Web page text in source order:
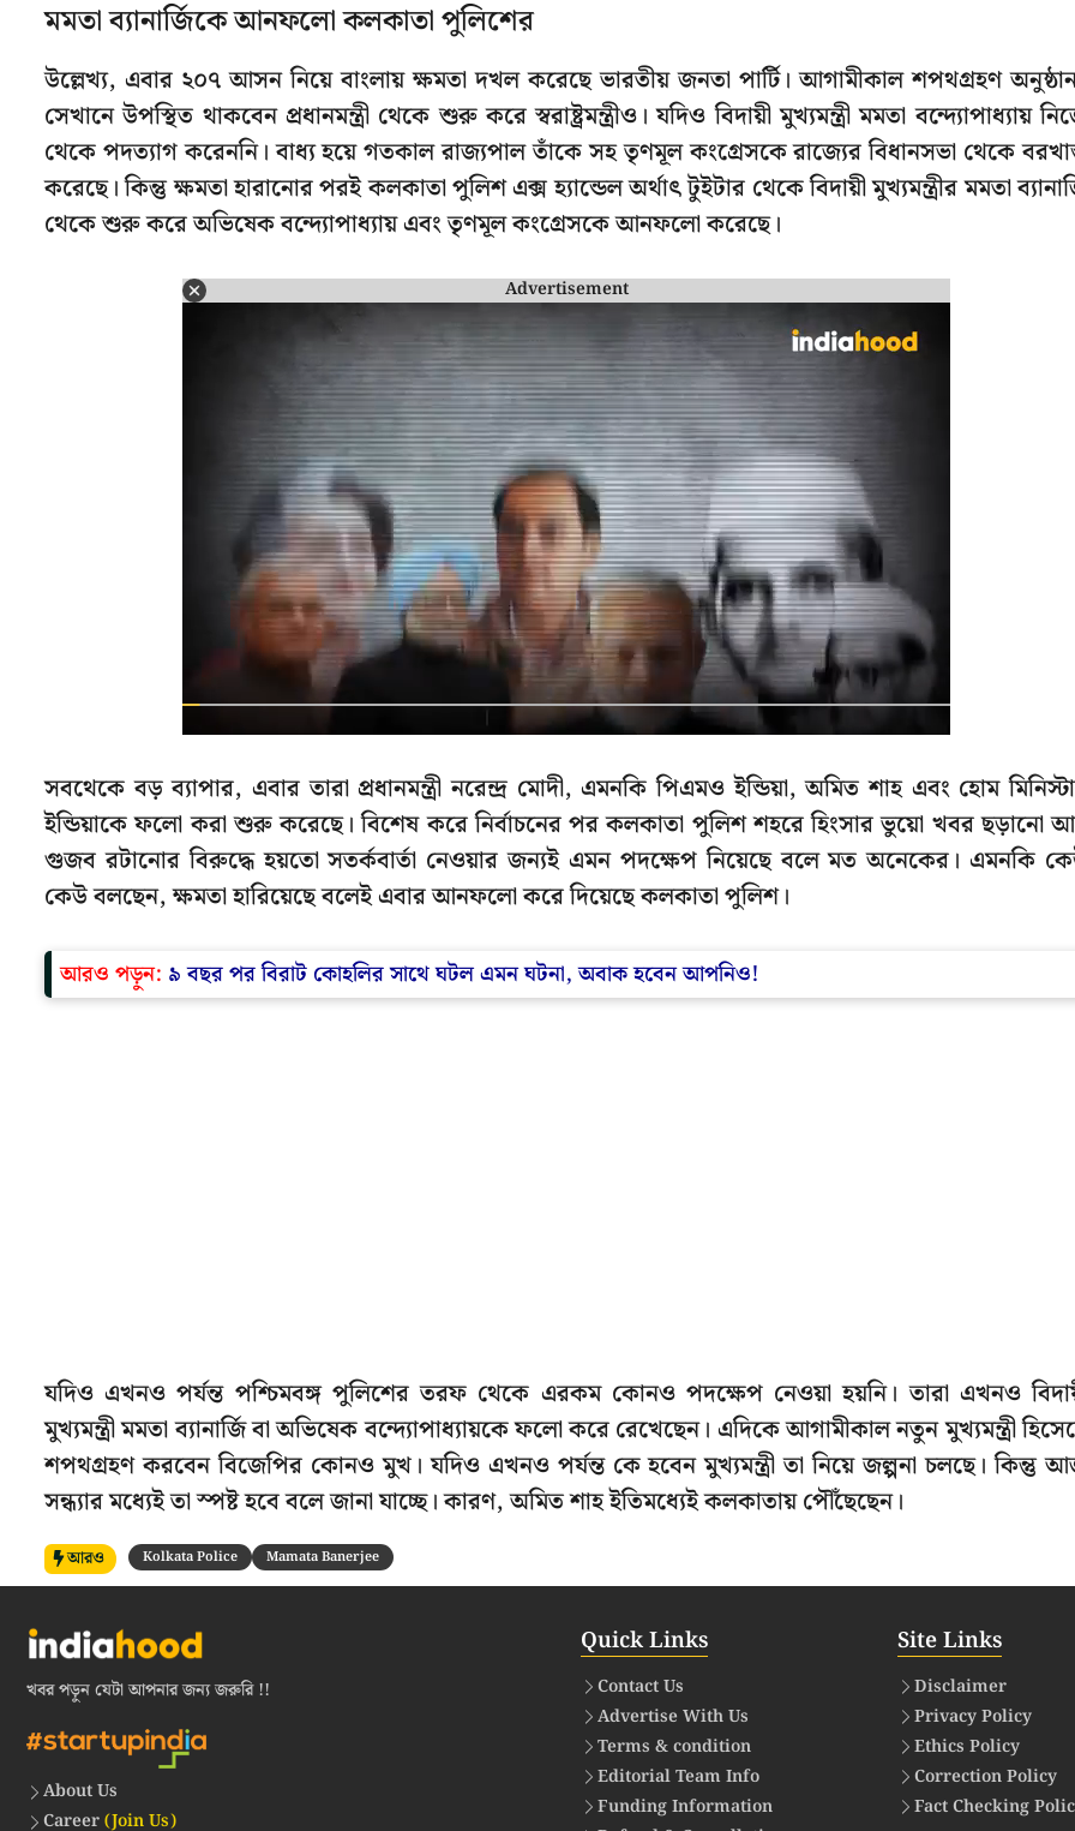
মমতা ব্যানার্জিকে আনফলো কলকাতা পুলিশের
উল্লেখ্য, এবার ২০৭ আসন নিয়ে বাংলায় ক্ষমতা দখল করেছে ভারতীয় জনতা পার্টি। আগামীকাল শপথগ্রহণ
সেখানে উপস্থিত থাকবেন প্রধানমন্ত্রী থেকে শুরু করে স্বরাষ্ট্রমন্ত্রীও। যদিও বিদায়ী মুখ্যমন্ত্রী মমতা বন্দ্যোপাধ্যায়
থেকে পদত্যাগ করেননি। বাধ্য হয়ে গতকাল রাজ্যপাল তাঁকে সহ তৃণমূল কংগ্রেসকে রাজ্যের বিধানসভা থেকে
করেছে। কিন্তু ক্ষমতা হারানোর পরই কলকাতা পুলিশ এক্স হ্যান্ডেল অর্থাৎ টুইটার থেকে বিদায়ী মুখ্যমন্ত্রীর মমতা
থেকে শুরু করে অভিষেক বন্দ্যোপাধ্যায় এবং তৃণমূল কংগ্রেসকে আনফলো করেছে।
Advertisement
সবথেকে বড় ব্যাপার, এবার তারা প্রধানমন্ত্রী নরেন্দ্র মোদী, এমনকি পিএমও ইন্ডিয়া, অমিত শাহ এবং হোম
ইন্ডিয়াকে ফলো করা শুরু করেছে। বিশেষ করে নির্বাচনের পর কলকাতা পুলিশ শহরে হিংসার ভুয়ো খবর ছড়ানো
গুজব রটানোর বিরুদ্ধে হয়তো সতর্কবার্তা নেওয়ার জন্যই এমন পদক্ষেপ নিয়েছে বলে মত অনেকের। এমনকি
কেউ বলছেন, ক্ষমতা হারিয়েছে বলেই এবার আনফলো করে দিয়েছে কলকাতা পুলিশ।
আরও পড়ুন: ৯ বছর পর বিরাট কোহলির সাথে ঘটল এমন ঘটনা, অবাক হবেন আপনিও!
যদিও এখনও পর্যন্ত পশ্চিমবঙ্গ পুলিশের তরফ থেকে এরকম কোনও পদক্ষেপ নেওয়া হয়নি। তারা এখনও
মুখ্যমন্ত্রী মমতা ব্যানার্জি বা অভিষেক বন্দ্যোপাধ্যায়কে ফলো করে রেখেছেন। এদিকে আগামীকাল নতুন মুখ্যমন্ত্রী
শপথগ্রহণ করবেন বিজেপির কোনও মুখ। যদিও এখনও পর্যন্ত কে হবেন মুখ্যমন্ত্রী তা নিয়ে জল্পনা চলছে। কিন্তু
সন্ধ্যার মধ্যেই তা স্পষ্ট হবে বলে জানা যাচ্ছে। কারণ, অমিত শাহ ইতিমধ্যেই কলকাতায় পৌঁছেছেন।
আরও Kolkata Police Mamata Banerjee
খবর পড়ুন যেটা আপনার জন্য জরুরি !!
About Us
Career(Join Us)
Quick Links
Contact Us
Advertise With Us
Terms & condition
Editorial Team Info
Funding Information
Site Links
Disclaimer
Privacy Policy
Ethics Policy
Correction Policy
Fact Checking